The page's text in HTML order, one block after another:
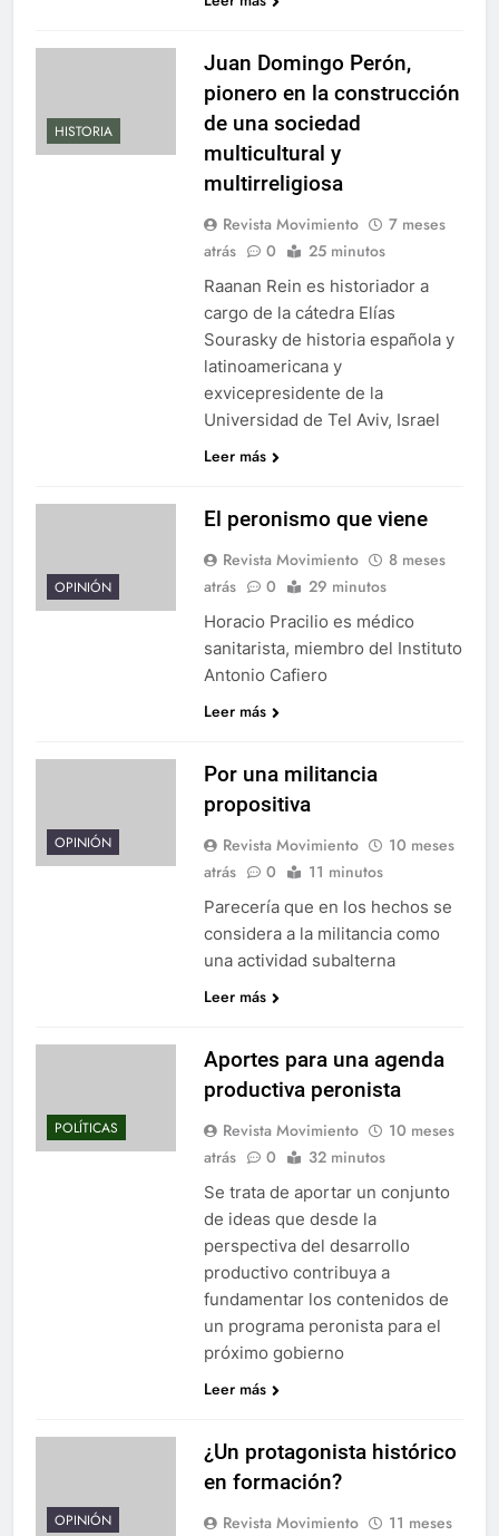
HISTORIA
Juan Domingo Perón,
pionero en la construcción
de una sociedad
multicultural y
multirreligiosa
Revista Movimiento
7 meses
atrás
0 25 minutos
Raanan Rein es historiador a
cargo de la cátedra Elías
Sourasky de historia española y
latinoamericana y
exvicepresidente de la
Universidad de Tel Aviv, Israel
Leer más
OPINIÓN
El peronismo que viene
Revista Movimiento
8 meses
atrás
0 29 minutos
Horacio Pracilio es médico
sanitarista, miembro del Instituto
Antonio Cafiero
Leer más
OPINIÓN
Por una militancia
propositiva
Revista Movimiento
10 meses
atrás
0 11 minutos
Parecería que en los hechos se
considera a la militancia como
una actividad subalterna
Leer más
POLÍTICAS
Aportes para una agenda
productiva peronista
Revista Movimiento
10 meses
atrás
0 32 minutos
Se trata de aportar un conjunto
de ideas que desde la
perspectiva del desarrollo
productivo contribuya a
fundamentar los contenidos de
un programa peronista para el
próximo gobierno
Leer más
OPINIÓN
¿Un protagonista histórico
en formación?
Revista Movimiento
11 meses